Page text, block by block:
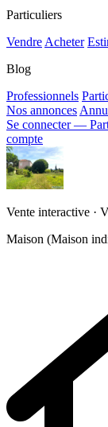
Particuliers
Vendre Acheter
Blog
Professionnels
Nos annonces
Se connecter —
compte
Vente interactive ·
Maison (Maison